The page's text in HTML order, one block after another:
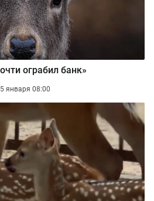
ограбил банк»
января 08:00